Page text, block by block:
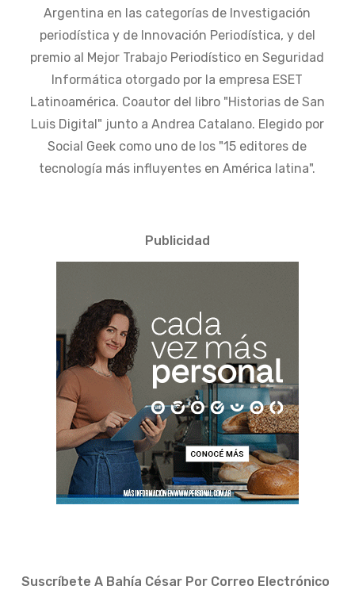
Argentina en las categorías de Investigación
periodística y de Innovación Periodística, y del
premio al Mejor Trabajo Periodístico en Seguridad
Informática otorgado por la empresa ESET
Latinoamérica. Coautor del libro "Historias de San
Luis Digital" junto a Andrea Catalano. Elegido por
Social Geek como uno de los "15 editores de
tecnología más influyentes en América latina".
Publicidad
Suscríbete A Bahía César Por Correo Electrónico